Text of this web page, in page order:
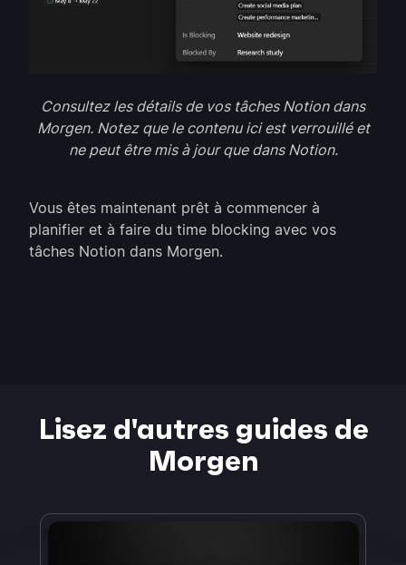
Consultez les détails de vos tâches Notion dans
Morgen. Notez que le contenu ici est verrouillé et
ne peut être mis à jour que dans Notion.
Vous êtes maintenant prêt à commencer à
planifier et à faire du time blocking avec vos
tâches Notion dans Morgen.
Lisez d'autres guides de
Morgen